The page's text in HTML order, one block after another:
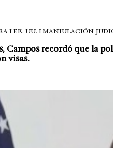
I EE. UU. I MANIULACIÓN
Campos recordó que la
visas.